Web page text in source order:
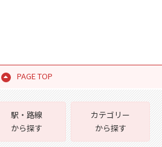
PAGE TOP
駅・路線
から探す
カテゴリー
から探す